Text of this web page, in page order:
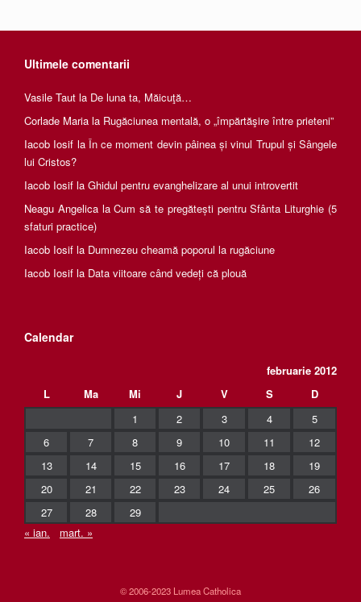
Ultimele comentarii
Vasile Taut la De luna ta, Măicuţă…
Corlade Maria la Rugăciunea mentală, o „împărtăşire între prieteni”
Iacob Iosif la În ce moment devin pâinea și vinul Trupul și Sângele
lui Cristos?
Iacob Iosif la Ghidul pentru evanghelizare al unui introvertit
Neagu AngelicalaCum să te pregătești pentru Sfânta Liturghie (5
sfaturi practice)
Iacob Iosif la Dumnezeu cheamă poporul la rugăciune
Iacob Iosif la Data viitoare când vedeți că plouă
Calendar
februarie 2012
L
Ma Mi J V S
D
1
2 3 4
5
6
7 8 9 10 11
12
13
14 15 16 17 18
19
20
21 22 23 24 25
26
27
28
29
« ian.
mart. »
© 2006-2023 Lumea Catholica